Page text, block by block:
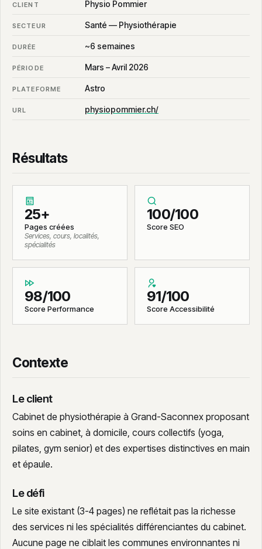
CLIENT Physio Pommier
SECTEUR Santé — Physiothérapie
DURÉE ~6 semaines
PÉRIODE Mars – Avril 2026
PLATEFORME Astro
URL physiopommier.ch/
Résultats
25+
Pages créées
Services, cours, localités,
spécialités
100/100
Score SEO
98/100
Score Performance
91/100
Score Accessibilité
Contexte
Le client
Cabinet de physiothérapie à Grand-Saconnex proposant
soins en cabinet, à domicile, cours collectifs (yoga,
pilates, gym senior) et des expertises distinctives en main
et épaule.
Le défi
Le site existant (3-4 pages) ne reflétait pas la richesse
des services ni les spécialités différenciantes du cabinet.
Aucune page ne ciblait les communes environnantes ni